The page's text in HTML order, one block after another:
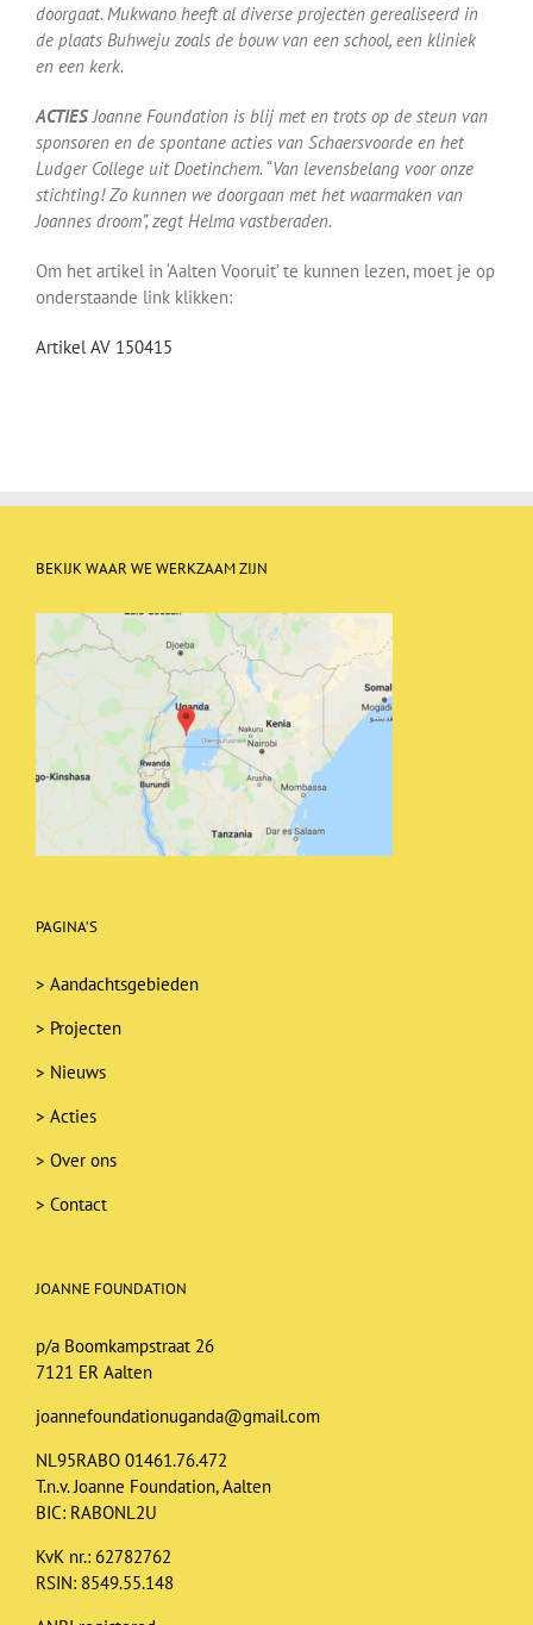
doorgaat. Mukwano heeft al diverse projecten gerealiseerd in
de plaats Buhweju zoals de bouw van een school, een kliniek
en een kerk.
ACTIESJoanne Foundation is blij met en trots op de steun van
sponsoren en de spontane acties van Schaersvoorde en het
Ludger College uit Doetinchem. “Van levensbelang voor onze
stichting! Zo kunnen we doorgaan met het waarmaken van
Joannes droom”, zegt Helma vastberaden.
Om het artikel in ‘Aalten Vooruit’ te kunnen lezen, moet je op
onderstaande link klikken:
Artikel AV 150415
BEKIJK WAAR WE WERKZAAM ZIJN
PAGINA’S
> Aandachtsgebieden
> Projecten
> Nieuws
> Acties
> Over ons
> Contact
JOANNE FOUNDATION
p/a Boomkampstraat 26
7121 ER Aalten
joannefoundationuganda@gmail.com
NL95RABO 01461.76.472
T.n.v. Joanne Foundation, Aalten
BIC: RABONL2U
KvK nr.: 62782762
RSIN: 8549.55.148